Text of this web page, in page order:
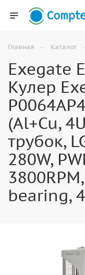
Главная — Каталог
Exegate
Кулер
(Al+Cu,
трубок,
280W,
bearing,